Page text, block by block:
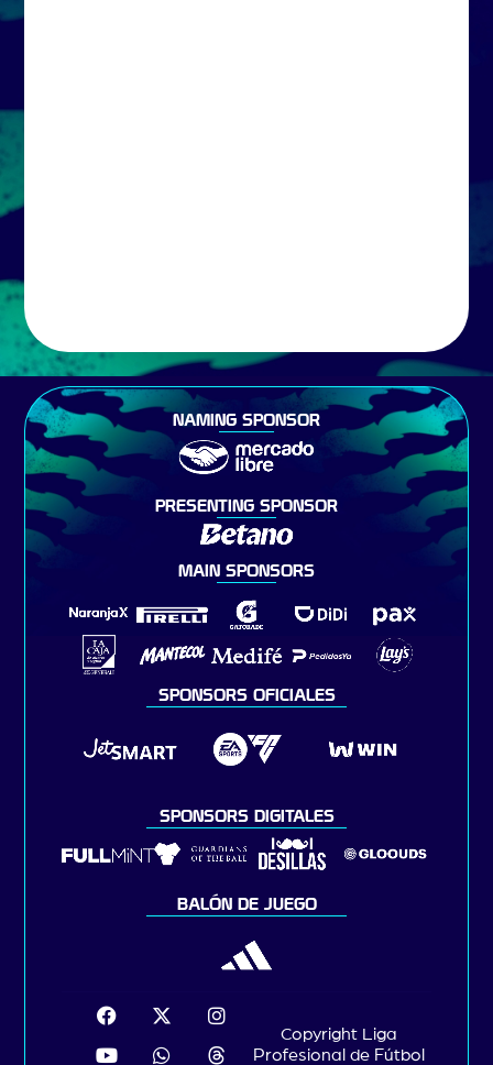
NAMING SPONSOR
PRESENTING SPONSOR
MAIN SPONSORS
SPONSORS OFICIALES
SPONSORS DIGITALES
BALÓN DE JUEGO
Copyright Liga
Profesional de Fútbol